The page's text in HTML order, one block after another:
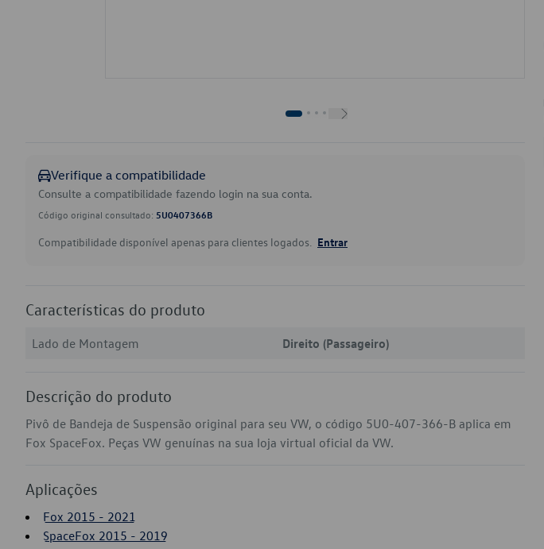
Verifique a compatibilidade
Consulte a compatibilidade fazendo login na sua conta.
Código original consultado: 5U0407366B
Compatibilidade disponível apenas para clientes logados. Entrar
Características do produto
Lado de Montagem Direito (Passageiro)
Descrição do produto
Pivô de Bandeja de Suspensão original para seu VW, o código 5U0-407-366-B aplica em
Fox SpaceFox. Peças VW genuínas na sua loja virtual oficial da VW.
Aplicações
Fox 2015 - 2021
SpaceFox 2015 - 2019